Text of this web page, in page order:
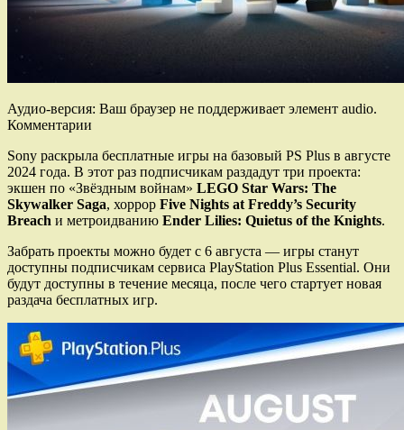
Аудио-версия: Ваш браузер не поддерживает элемент audio.
Комментарии
Sony раскрыла бесплатные игры на базовый PS Plus в августе
2024 года. В этот раз подписчикам раздадут три проекта:
экшен по «Звёздным войнам» LEGO Star Wars: The
Skywalker Saga, хоррор Five Nights at Freddy’s Security
Breach и метроидванию Ender Lilies: Quietus of the Knights.
Забрать проекты можно будет c 6 августа — игры станут
доступны подписчикам сервиса PlayStation Plus Essential. Они
будут доступны в течение месяца, после чего стартует новая
раздача бесплатных игр.